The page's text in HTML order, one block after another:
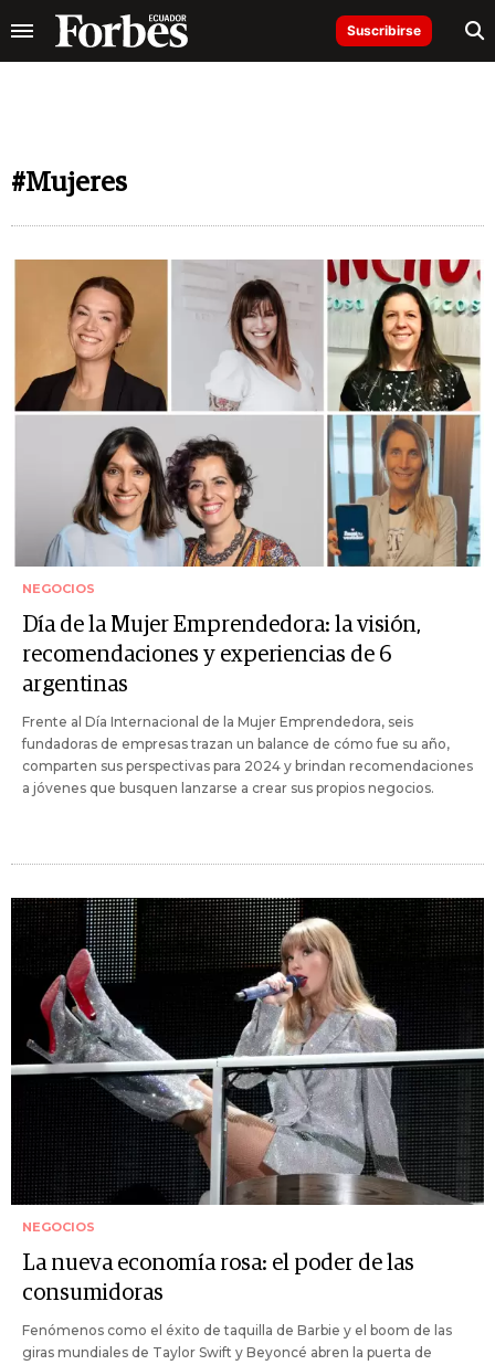
Suscribirse
#Mujeres
NEGOCIOS
Día de la Mujer Emprendedora: la visión,
recomendaciones y experiencias de 6
argentinas
Frente al Día Internacional de la Mujer Emprendedora, seis
fundadoras de empresas trazan un balance de cómo fue su año,
comparten sus perspectivas para 2024 y brindan recomendaciones
a jóvenes que busquen lanzarse a crear sus propios negocios.
NEGOCIOS
La nueva economía rosa: el poder de las
consumidoras
Fenómenos como el éxito de taquilla de Barbie y el boom de las
giras mundiales de Taylor Swift y Beyoncé abren la puerta de